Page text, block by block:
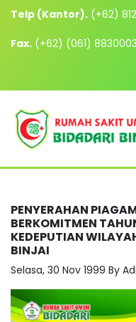
Telp (Kantor). (+62)
Fax. (+62) (061) 8830003
PENYERAHAN
BERKOMITMEN
KEDEPUTIAN
BINJAI
Selasa, 30 Nov 1999 By